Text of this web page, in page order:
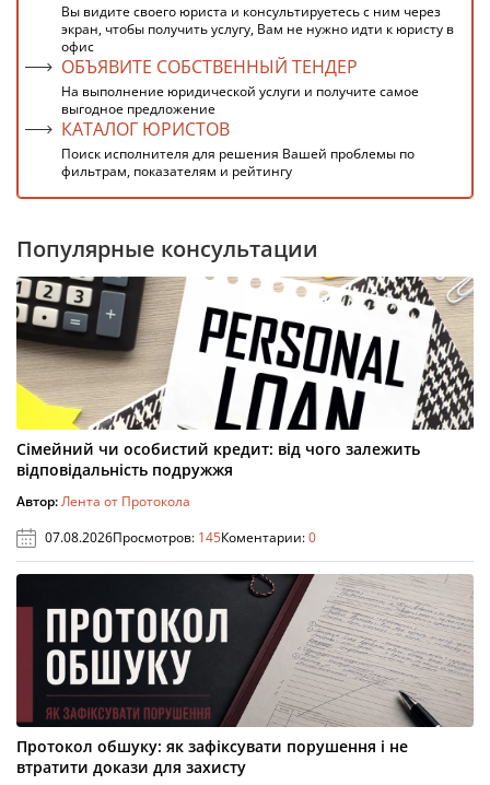
Вы видите своего юриста и консультируетесь с ним через
экран, чтобы получить услугу, Вам не нужно идти к юристу в
офис
ОБЪЯВИТЕ СОБСТВЕННЫЙ ТЕНДЕР
На выполнение юридической услуги и получите самое
выгодное предложение
КАТАЛОГ ЮРИСТОВ
Поиск исполнителя для решения Вашей проблемы по
фильтрам, показателям и рейтингу
Популярные консультации
Сімейний чи особистий кредит: від чого залежить
відповідальність подружжя
Автор:Лента от Протокола
07.08.2026Просмотров: 145Коментарии:0
Протокол обшуку: як зафіксувати порушення і не
втратити докази для захисту